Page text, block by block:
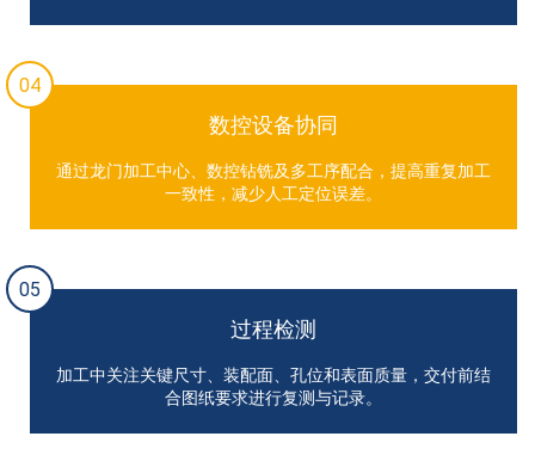
04
数控设备协同
通过龙门加工中心、数控钻铣及多工序配合，提高重复加工
一致性，减少人工定位误差。
05
过程检测
加工中关注关键尺寸、装配面、孔位和表面质量，交付前结
合图纸要求进行复测与记录。